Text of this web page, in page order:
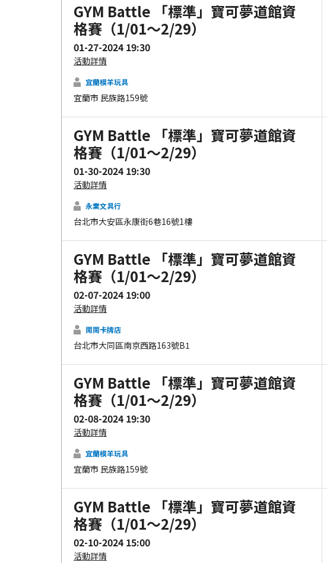
GYM Battle 「標準」寶可夢道館資
格賽（1/01～2/29）
01-27-2024 19:30
活動詳情
宜蘭模羊玩具
宜蘭市 民族路159號
GYM Battle 「標準」寶可夢道館資
格賽（1/01～2/29）
01-30-2024 19:30
活動詳情
永業文具行
台北市大安區永康街6巷16號1樓
GYM Battle 「標準」寶可夢道館資
格賽（1/01～2/29）
02-07-2024 19:00
活動詳情
鬧鬧卡牌店
台北市大同區南京西路163號B1
GYM Battle 「標準」寶可夢道館資
格賽（1/01～2/29）
02-08-2024 19:30
活動詳情
宜蘭模羊玩具
宜蘭市 民族路159號
GYM Battle 「標準」寶可夢道館資
格賽（1/01～2/29）
02-10-2024 15:00
活動詳情